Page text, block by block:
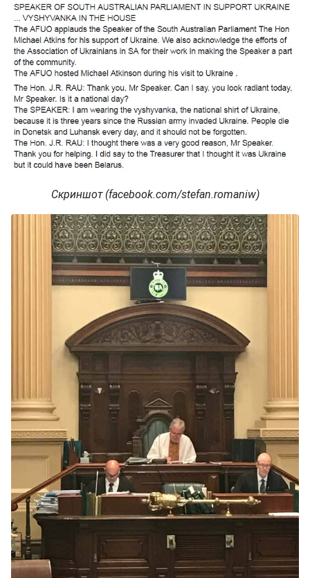
Скриншот (facebook.com/stefan.romaniw)